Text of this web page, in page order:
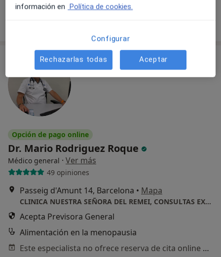
Opción de pago online
Dr. Mario Rodriguez Roque
Médico general · Ver más
49 opiniones
Passeig d'Amunt 14, Barcelona • Mapa
CLINICA NUESTRA SEÑORA DEL REMEI, CONSULTAS EXTERNAS
Acepta Previsora General
Alimentación en la menopausia
Este especialista no ofrece reserva de cita online en esta dirección.
información en Política de cookies.
Configurar
Rechazarlas todas Aceptar